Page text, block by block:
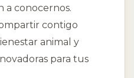
a conocernos.
contigo
animal y
para tus